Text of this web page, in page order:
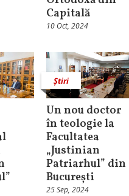
Capitală
10 Oct, 2024
Știri
Un nou doctor
în teologie la
Facultatea
„Justinian
Patriarhul” din
București
25 Sep, 2024